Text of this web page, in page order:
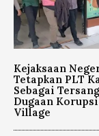
Kejaksaan
Tetapkan PLT
Sebagai
Dugaan
Village